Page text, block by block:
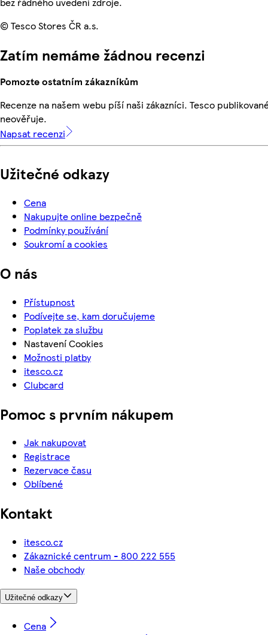
© Tesco Stores ČR a.s.
Zatím nemáme žádnou recenzi
Pomozte ostatním zákazníkům
Recenze na našem webu píší naši zákazníci. Tesco
neověřuje.
Napsat recenzi
Užitečné odkazy
Cena
Nakupujte online bezpečně
Podmínky používání
Soukromí a cookies
O nás
Přístupnost
Podívejte se, kam doručujeme
Poplatek za službu
Nastavení Cookies
Možnosti platby
itesco.cz
Clubcard
Pomoc s prvním nákupem
Jak nakupovat
Registrace
Rezervace času
Oblíbené
Kontakt
itesco.cz
Zákaznické centrum - 800 222 555
Naše obchody
Užitečné odkazy
Cena